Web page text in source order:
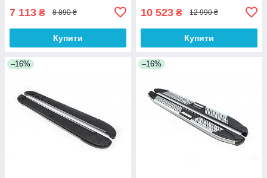
7 113 ₴ 8 890 ₴
Купити
10 523 ₴ 12 990 ₴
Купити
–16% –16%